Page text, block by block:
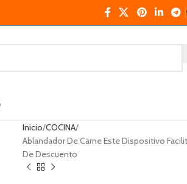
Inicio COCINA
Ablandador De Carne Este Dispositivo
De Descuento